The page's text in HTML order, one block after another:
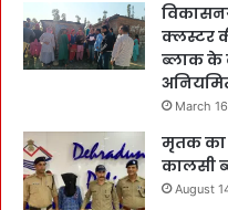
क्लस्टर
ब्लाक के
March
मृतक का
कालसी
August